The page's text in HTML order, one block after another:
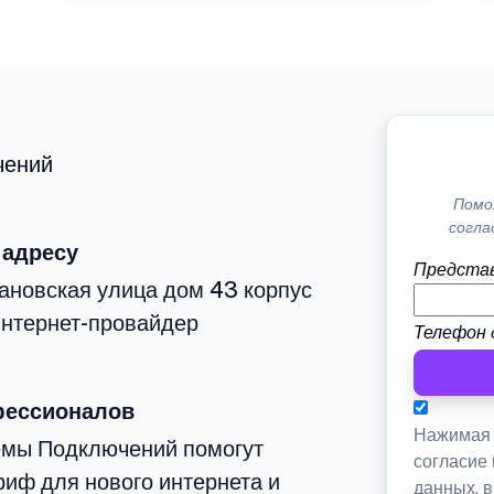
улица дом 43 корпус
провайдер
Подключений помогут
для нового интернета и
Телефон
Нажимая
данных,